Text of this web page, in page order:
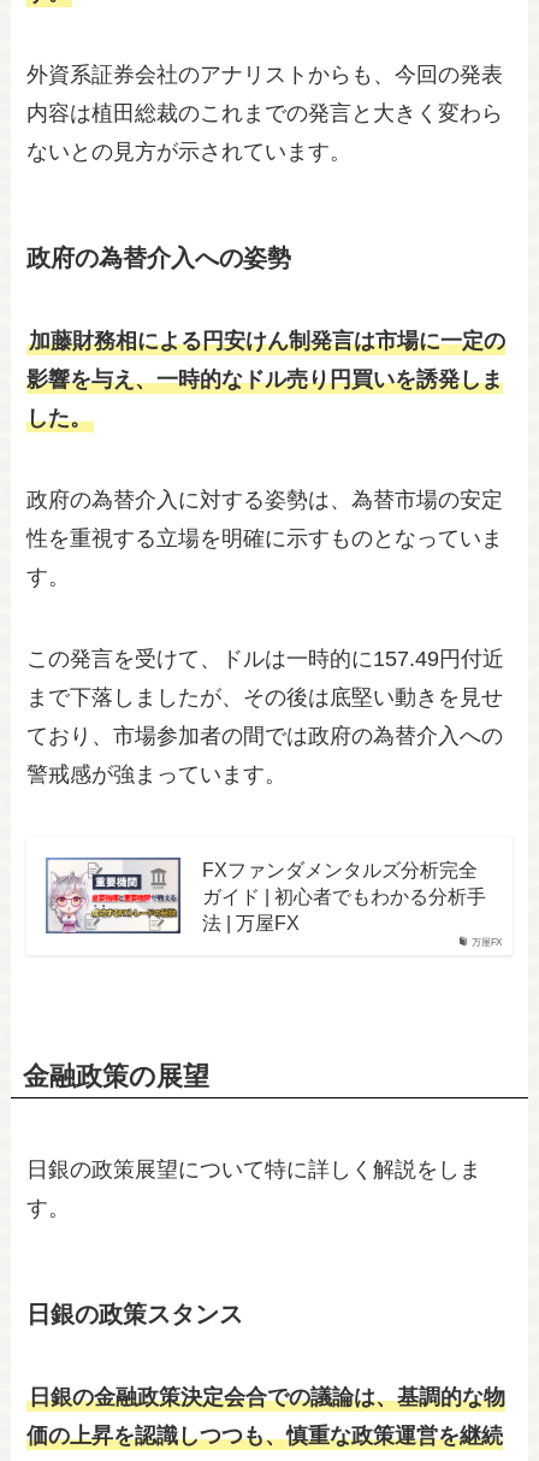
外資系証券会社のアナリストからも、今回の発表
内容は植田総裁のこれまでの発言と大きく変わら
ないとの見方が示されています。
政府の為替介入への姿勢
加藤財務相による円安けん制発言は市場に一定の
影響を与え、一時的なドル売り円買いを誘発しま
した。
政府の為替介入に対する姿勢は、為替市場の安定
性を重視する立場を明確に示すものとなっていま
す。
この発言を受けて、ドルは一時的に157.49円付近
まで下落しましたが、その後は底堅い動きを見せ
ており、市場参加者の間では政府の為替介入への
警戒感が強まっています。
万屋FX
FXファンダメンタルズ分析完全
ガイド | 初心者でもわかる分析手
法 | 万屋FX
金融政策の展望
日銀の政策展望について特に詳しく解説をしま
す。
日銀の政策スタンス
日銀の金融政策決定会合での議論は、基調的な物
価の上昇を認識しつつも、慎重な政策運営を継続